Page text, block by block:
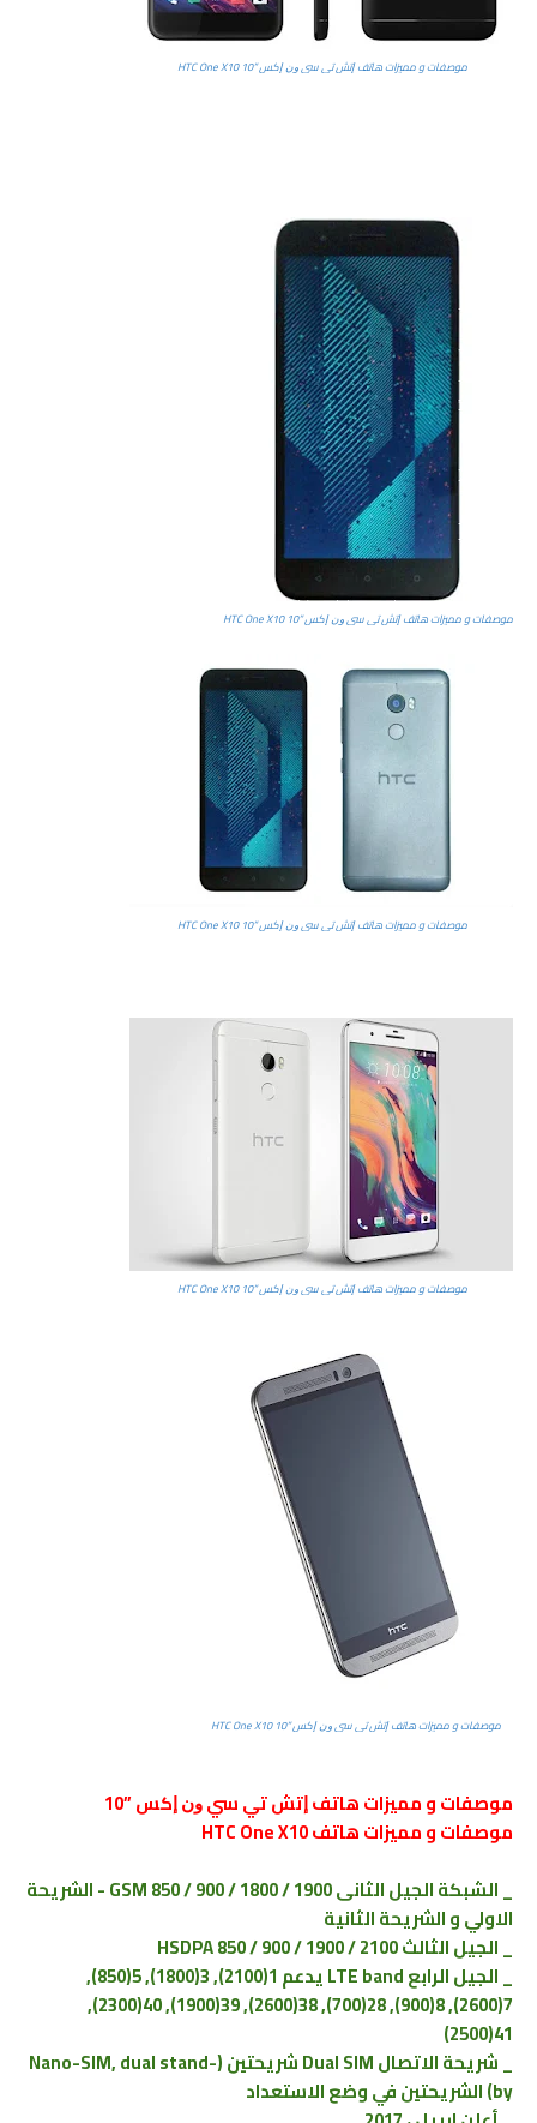
موصفات و مميزات هاتف ﺇﺗﺶ ﺗﻲ ﺳﻲ ﻭﻥ ﺇﻛﺲ ”10 HTC One X10
موصفات و مميزات هاتف ﺇﺗﺶ ﺗﻲ ﺳﻲ ﻭﻥ ﺇﻛﺲ ”10 HTC One X10
موصفات و مميزات هاتف ﺇﺗﺶ ﺗﻲ ﺳﻲ ﻭﻥ ﺇﻛﺲ ”10 HTC One X10
موصفات و مميزات هاتف ﺇﺗﺶ ﺗﻲ ﺳﻲ ﻭﻥ ﺇﻛﺲ ”10 HTC One X10
موصفات و مميزات هاتف ﺇﺗﺶ ﺗﻲ ﺳﻲ ﻭﻥ ﺇﻛﺲ ”10 HTC One X10
موصفات و مميزات هاتف ﺇﺗﺶ ﺗﻲ ﺳﻲ ﻭﻥ ﺇﻛﺲ ”10
موصفات و مميزات هاتف HTC One X10
_ الشبكة الجيل الثانى GSM 850 / 900 / 1800 / 1900 - الشريحة
الاولي و الشريحة الثانية
_ الجيل الثالث HSDPA 850 / 900 / 1900 / 2100
_ الجيل الرابع LTE band يدعم 1(2100), 3(1800), 5(850),
7(2600), 8(900), 28(700), 38(2600), 39(1900), 40(2300),
41(2500)
_ شريحة الاتصال Dual SIM شريحتين (Nano-SIM, dual stand-
by) الشريحتين في وضع الاستعداد